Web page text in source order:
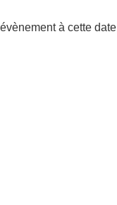
à cette date